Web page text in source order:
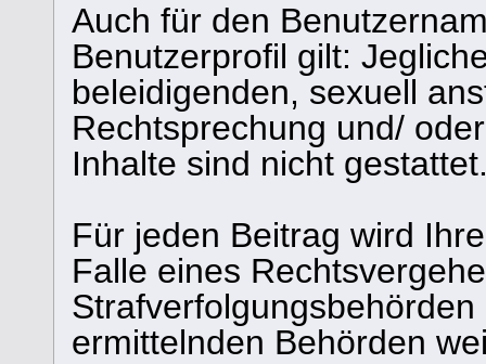
Auch für den
Benutzerprofil gilt:
beleidigenden, sexuell
Rechtsprechung und/
Inhalte sind nicht
Für jeden Beitrag wird
Falle eines
ermittelnden Behörden